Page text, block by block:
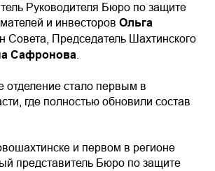
Руководителя Бюро по защите
и инвесторов Ольга
Совета, Председатель Шахтинского
Сафронова
отделение стало первым в
где полностью обновили состав
и первом в регионе
представитель Бюро по защите